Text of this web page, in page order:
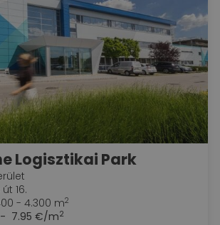
Logisztikai Park
16.
- 4.300 m2
7.95 €/m2